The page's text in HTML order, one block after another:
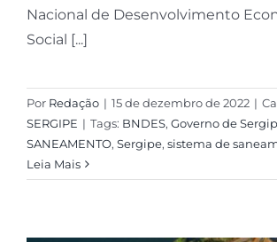
Nacional de Desenvolvimento
Social [...]
Por Redação | 15 de dezembro de 2022 |
SERGIPE | Tags: BNDES, Governo de
SANEAMENTO, Sergipe, sistema de
Leia Mais